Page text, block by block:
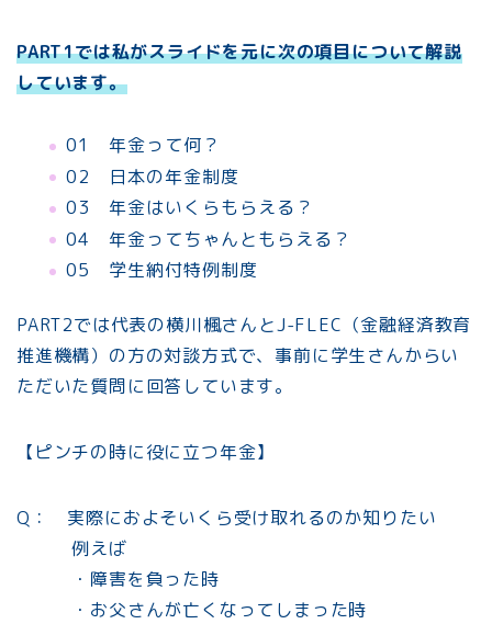
PART1では私がスライドを元に次の項目について解説
しています。
01 年金って何？
02 日本の年金制度
03 年金はいくらもらえる？
04 年金ってちゃんともらえる？
05 学生納付特例制度
PART2では代表の横川楓さんとJ-FLEC（金融経済教育
推進機構）の方の対談方式で、事前に学生さんからい
ただいた質問に回答しています。
【ピンチの時に役に立つ年金】
Q： 実際におよそいくら受け取れるのか知りたい
例えば
・障害を負った時
・お父さんが亡くなってしまった時